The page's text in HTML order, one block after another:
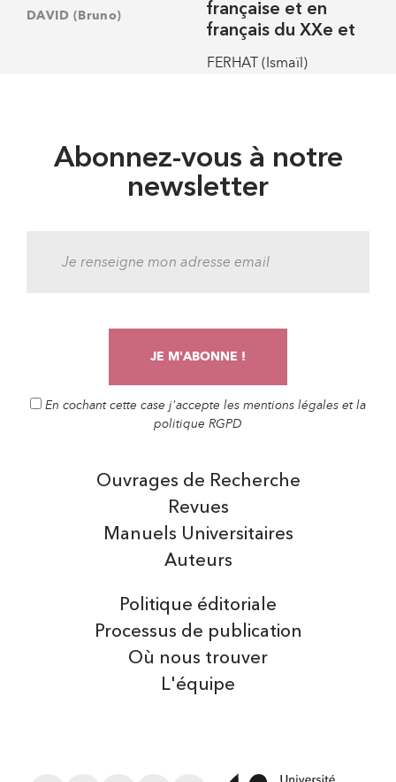
DAVID (Bruno)
française et en
français du XXe et
FERHAT (Ismaïl)
Abonnez-vous à notre
newsletter
En cochant cette case j'accepte les mentions légales et la
politique RGPD
Auteurs
Manuels Universitaires
Ouvrages de Recherche
Revues
Politique éditoriale
Processus de publication
Où nous trouver
L'équipe